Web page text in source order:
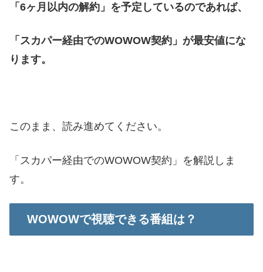
「6ヶ月以内の解約」を予定しているのであれば、
「スカパー経由でのWOWOW契約」が最安値にな
ります。
このまま、読み進めてください。
「スカパー経由でのWOWOW契約」を解説しま
す。
WOWOWで視聴できる番組は？